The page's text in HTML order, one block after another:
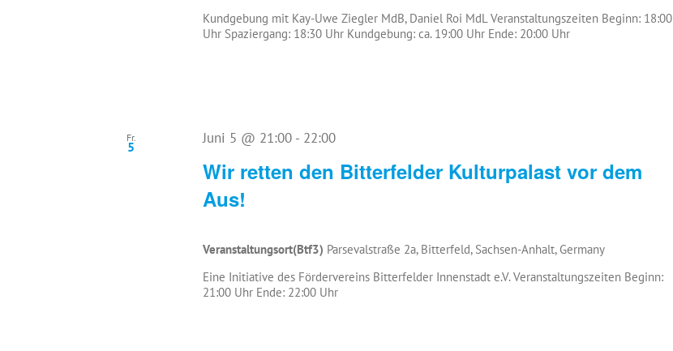
Kundgebung mit Kay-Uwe Ziegler MdB, Daniel Roi MdL Veranstaltungszeiten Beginn: 18:00
Uhr Spaziergang: 18:30 Uhr Kundgebung: ca. 19:00 Uhr Ende: 20:00 Uhr
Fr.
5
Wir retten den Bitterfelder Kulturpalast vor dem
Aus!
Juni 5 @ 21:00- 22:00
Veranstaltungsort(Btf3) Parsevalstraße 2a, Bitterfeld, Sachsen-Anhalt, Germany
Eine Initiative des Fördervereins Bitterfelder Innenstadt e.V. Veranstaltungszeiten Beginn:
21:00 Uhr Ende: 22:00 Uhr